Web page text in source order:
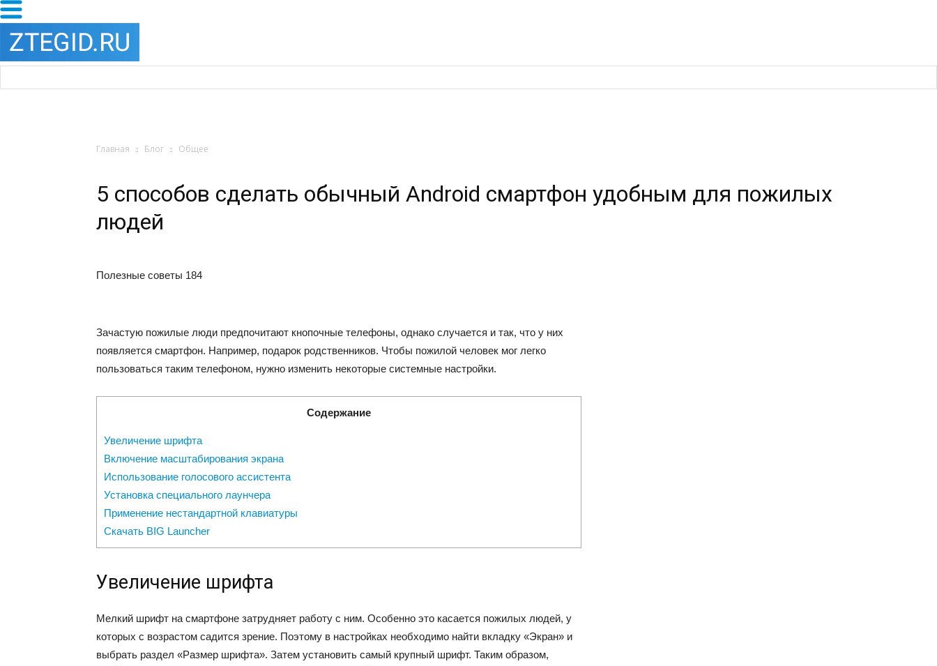
Главная Блог Общее
5 способов сделать обычный Android смартфон удобным для пожилых
людей
Полезные советы 184
Зачастую пожилые люди предпочитают кнопочные телефоны, однако случается и так, что у них
появляется смартфон. Например, подарок родственников. Чтобы пожилой человек мог легко
пользоваться таким телефоном, нужно изменить некоторые системные настройки.
Содержание
Увеличение шрифта
Включение масштабирования экрана
Использование голосового ассистента
Установка специального лаунчера
Применение нестандартной клавиатуры
Скачать BIG Launcher
Увеличение шрифта
Мелкий шрифт на смартфоне затрудняет работу с ним. Особенно это касается пожилых людей, у
которых с возрастом садится зрение. Поэтому в настройках необходимо найти вкладку «Экран» и
выбрать раздел «Размер шрифта». Затем установить самый крупный шрифт. Таким образом,